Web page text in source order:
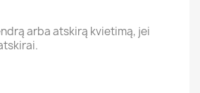
arba atskirą kvietimą, jei